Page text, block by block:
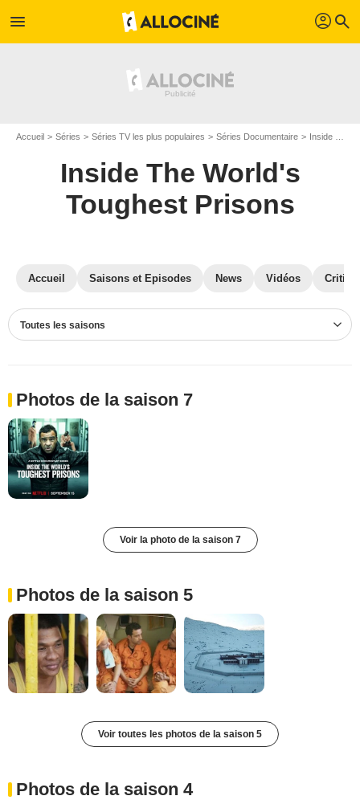
menu profil search
Accueil Séries Séries TV les plus populaires Séries Documentaire Inside The World's Toughest Prisons
Inside The World's
Toughest Prisons
Accueil Saisons et Episodes News Vidéos
Toutes les saisons
Photos de la saison 7
Voir la photo de la saison 7
Photos de la saison 5
Voir toutes les photos de la saison 5
Photos de la saison 4